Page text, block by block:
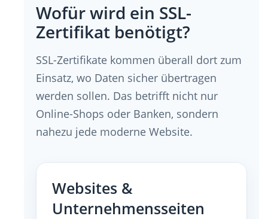
Wofür wird ein SSL-
Zertifikat benötigt?
SSL-Zertifikate kommen überall dort zum
Einsatz, wo Daten sicher übertragen
werden sollen. Das betrifft nicht nur
Online-Shops oder Banken, sondern
nahezu jede moderne Website.
Websites &
Unternehmensseiten